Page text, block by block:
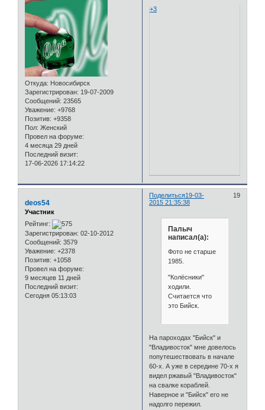
Откуда: Новосибирск
Зарегистрирован: 19-07-2009
Сообщений: 23565
Уважение: +9768
Позитив: +9358
Пол: Женский
Провел на форуме:
4 месяца 29 дней
Последний визит:
17-06-2026 17:14:22
+3
Поделиться 19
19-03-
2015 21:35:38
deos54
Участник
Рейтинг:
Зарегистрирован: 02-10-2012
Сообщений: 3579
Уважение: +2378
Позитив: +1058
Провел на форуме:
9 месяцев 11 дней
Последний визит:
Сегодня 05:13:03
Палыч
написал(а):
Фото не старше
1985.
"Колёсники"
ходили.
Считается что
это Бийск.
На пароходах "Бийск" и
"Владивосток" мне довелось
попутешествовать в начале
60-х. А уже в середине 70-х я
видел ржавый "Владивосток"
на свалке кораблей.
Наверное и "Бийск" его не
надолго пережил.